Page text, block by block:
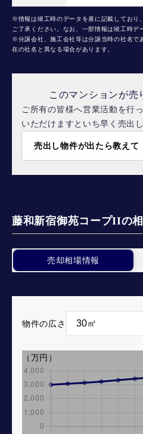
※情報は竣工時のデータを基に記載しており
ご了承ください。なお、一部情報は竣工時デ
※分譲会社、施工会社等は分譲当時の社名で
在の社名と異なる場合があります。
このマンションが売
ご所有の皆様へ営業活動を行
いただけますといち早く売出
売出し物件が出たら教えて
藤和新宿御苑コープIIの
売却相場情報
物件の広さ
（万円）